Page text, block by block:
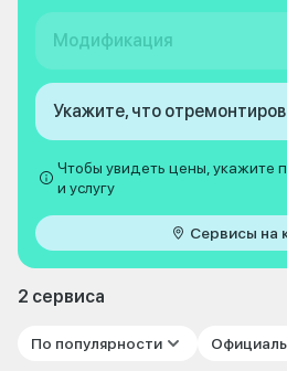
Модификация
Укажите, что
Чтобы увидеть цены, укажите
и услугу
Сервисы на
2 сервиса
По популярности